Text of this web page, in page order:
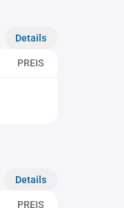
Details
PREIS
Details
PREIS